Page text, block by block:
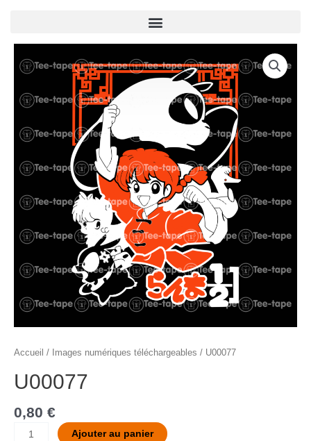
Menu
Accueil / Images numériques téléchargeables / U00077
U00077
0,80 €
de
Ajouter au panier